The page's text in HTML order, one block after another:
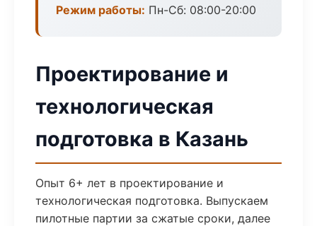
Режим работы: Пн-Сб: 08:00-20:00
Проектирование и
технологическая
подготовка в Казань
Опыт 6+ лет в проектирование и
технологическая подготовка. Выпускаем
пилотные партии за сжатые сроки, далее